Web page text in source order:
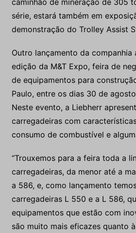
série, estará também em
demonstração do Trolley Assist
Outro lançamento da companhia
edição da M&T Expo, feira de
de equipamentos para
Paulo, entre os dias 30 de
Neste evento, a Liebherr
carregadeiras com
consumo de combustível e
“Trouxemos para a feira toda a
carregadeiras, da menor até a
a 586, e, como lançamento
carregadeiras L 550 e a L 586,
equipamentos que estão com
são muito mais eficazes quanto